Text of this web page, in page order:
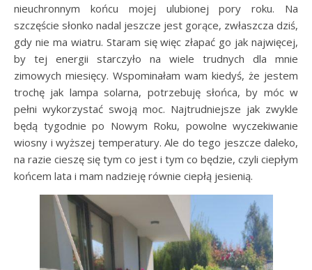
nieuchronnym końcu mojej ulubionej pory roku. Na
szczęście słonko nadal jeszcze jest gorące, zwłaszcza dziś,
gdy nie ma wiatru. Staram się więc złapać go jak najwięcej,
by tej energii starczyło na wiele trudnych dla mnie
zimowych miesięcy. Wspominałam wam kiedyś, że jestem
trochę jak lampa solarna, potrzebuję słońca, by móc w
pełni wykorzystać swoją moc. Najtrudniejsze jak zwykle
będą tygodnie po Nowym Roku, powolne wyczekiwanie
wiosny i wyższej temperatury. Ale do tego jeszcze daleko,
na razie cieszę się tym co jest i tym co będzie, czyli ciepłym
końcem lata i mam nadzieję równie ciepłą jesienią.